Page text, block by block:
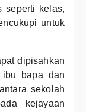
seperti kelas,
untuk
dipisahkan
ibu bapa dan
sekolah
kejayaan